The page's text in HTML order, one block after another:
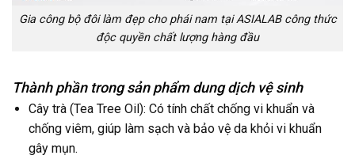
Gia công bộ đôi làm đẹp cho phái nam tại ASIALAB công thức
độc quyền chất lượng hàng đầu
Thành phần trong sản phẩm dung dịch vệ sinh
Cây trà (Tea Tree Oil): Có tính chất chống vi khuẩn và
chống viêm, giúp làm sạch và bảo vệ da khỏi vi khuẩn
gây mụn.